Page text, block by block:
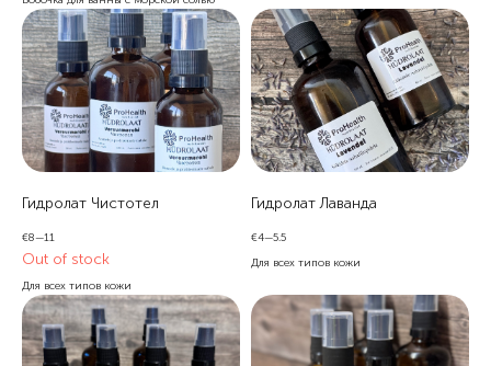
Гидролат Чистотел
€8—11
Out of stock
Для всех типов кожи
Гидролат Лаванда
€4—5.5
Для всех типов кожи